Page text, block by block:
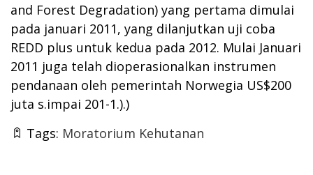
and Forest Degradation) yang pertama dimulai
pada januari 2011, yang dilanjutkan uji coba
REDD plus untuk kedua pada 2012. Mulai Januari
2011 juga telah dioperasionalkan instrumen
pendanaan oleh pemerintah Norwegia US$200
juta s.impai 201-1.).)
Tags: Moratorium Kehutanan